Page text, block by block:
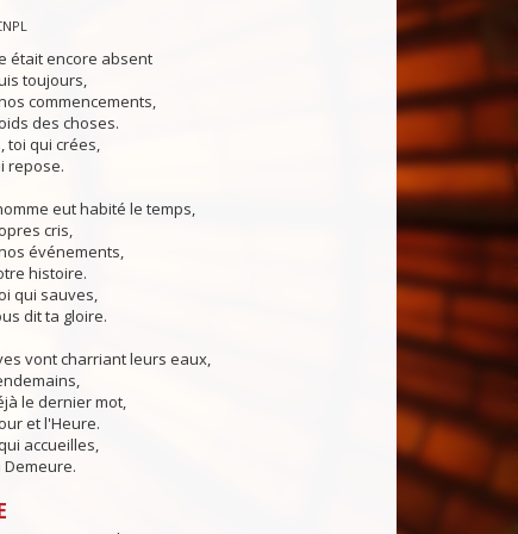
était encore absent
toujours,
commencements,
des choses.
toi qui crées,
repose.
eut habité le temps,
cris,
événements,
histoire.
qui sauves,
dit ta gloire.
vont charriant leurs eaux,
le dernier mot,
et l'Heure.
accueilles,